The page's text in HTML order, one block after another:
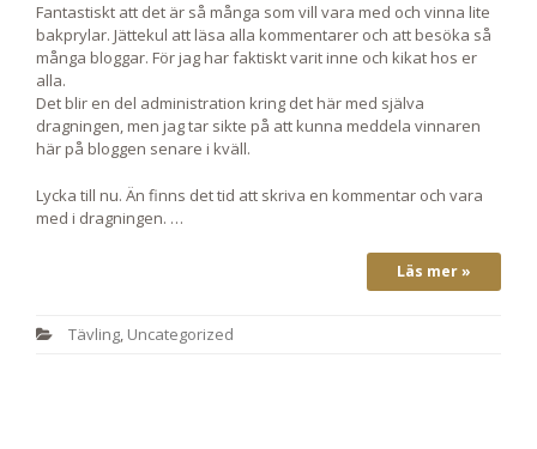
Fantastiskt att det är så många som vill vara med och vinna lite
bakprylar. Jättekul att läsa alla kommentarer och att besöka så
många bloggar. För jag har faktiskt varit inne och kikat hos er
alla.
Det blir en del administration kring det här med själva
dragningen, men jag tar sikte på att kunna meddela vinnaren
här på bloggen senare i kväll.
Lycka till nu. Än finns det tid att skriva en kommentar och vara
med i dragningen. …
Läs mer »
Tävling, Uncategorized